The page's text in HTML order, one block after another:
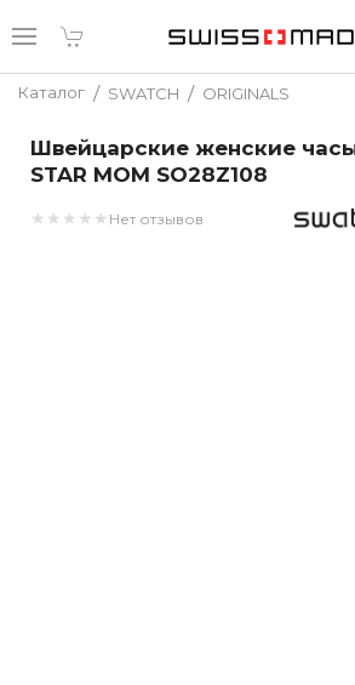
Каталог / SWATCH / ORIGINALS
Швейцарские женские часы
STAR MOM SO28Z108
★ ★ ★ ★ ★ Нет отзывов